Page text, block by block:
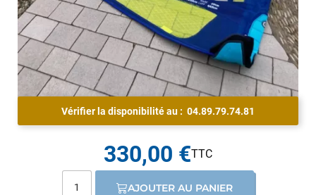
Vérifier la disponibilité au : 04.89.79.74.81
330,00 €
AJOUTER AU PANIER